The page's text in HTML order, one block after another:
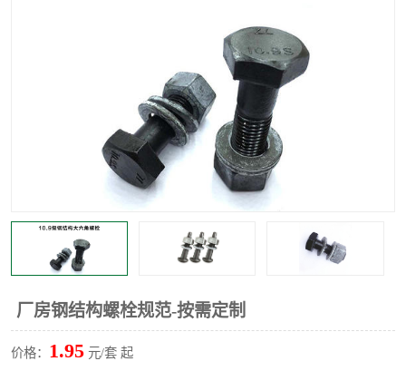
厂房钢结构螺栓规范-按需定制
价格： 1.95 元/套 起